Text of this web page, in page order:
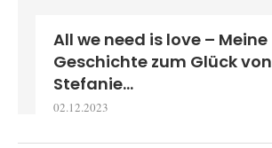
All we need is love – Meine
Geschichte zum Glück von
Stefanie...
02.12.2023